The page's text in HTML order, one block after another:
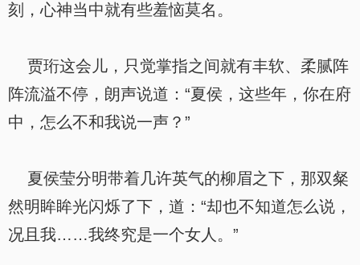
刻，心神当中就有些羞恼莫名。
贾珩这会儿，只觉掌指之间就有丰软、柔腻阵
阵流溢不停，朗声说道：“夏侯，这些年，你在府
中，怎么不和我说一声？”
夏侯莹分明带着几许英气的柳眉之下，那双粲
然明眸眸光闪烁了下，道：“却也不知道怎么说，
况且我……我终究是一个女人。”